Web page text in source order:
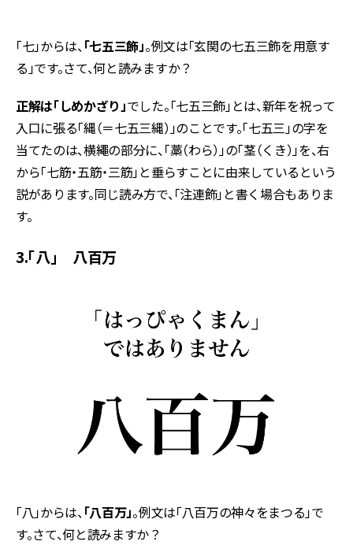
「七」からは、「七五三飾」。例文は「玄関の七五三飾を用意す
る」です。さて、何と読みますか？
正解は「しめかざり」でした。「七五三飾」とは、新年を祝って
入口に張る「縄（＝七五三縄）」のことです。「七五三」の字を
当てたのは、横繩の部分に、「藁（わら）」の「茎（くき）」を、右
から「七筋・五筋・三筋」と垂らすことに由来しているという
説があります。同じ読み方で、「注連飾」と書く場合もありま
す。
3.「八」 八百万
「八」からは、「八百万」。例文は「八百万の神々をまつる」で
す。さて、何と読みますか？